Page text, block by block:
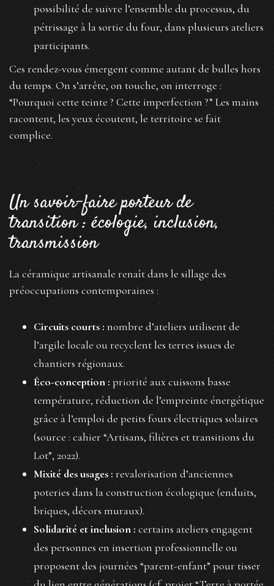
possibilité de suivre l’ensemble du processus, du
pétrissage à la sortie du four, dans plusieurs ateliers
participants.
Ces rendez-vous émergent comme autant de bulles hors
du temps. On s’arrête, on touche, on interroge :
“Pourquoi cette teinte ? Cette imperfection ?” Les mains
racontent, les yeux écoutent, le territoire se fait
complice.
Un savoir-faire porteur de
transition : écologie, inclusion,
transmission
La céramique artisanale renaît dans le sillage des
préoccupations contemporaines :
Circuits courts : nombre d’ateliers utilisent de
l’argile locale ou recyclent les terres issues de
chantiers régionaux.
Éco-conception : priorité aux cuissons basse
température, réduction de l’empreinte énergétique
grâce à l’emploi de petits fours électriques solaires
(source : cahier “Artisans, filières et transitions du
Lot”, 2022).
Mixité des usages : revalorisation d’anciennes
poteries dans la construction écologique (enduits,
briques, décors muraux).
Solidarité et inclusion : certains ateliers engagent
des personnes en insertion professionnelle ou
proposent des journées “parent-enfant” pour tisser